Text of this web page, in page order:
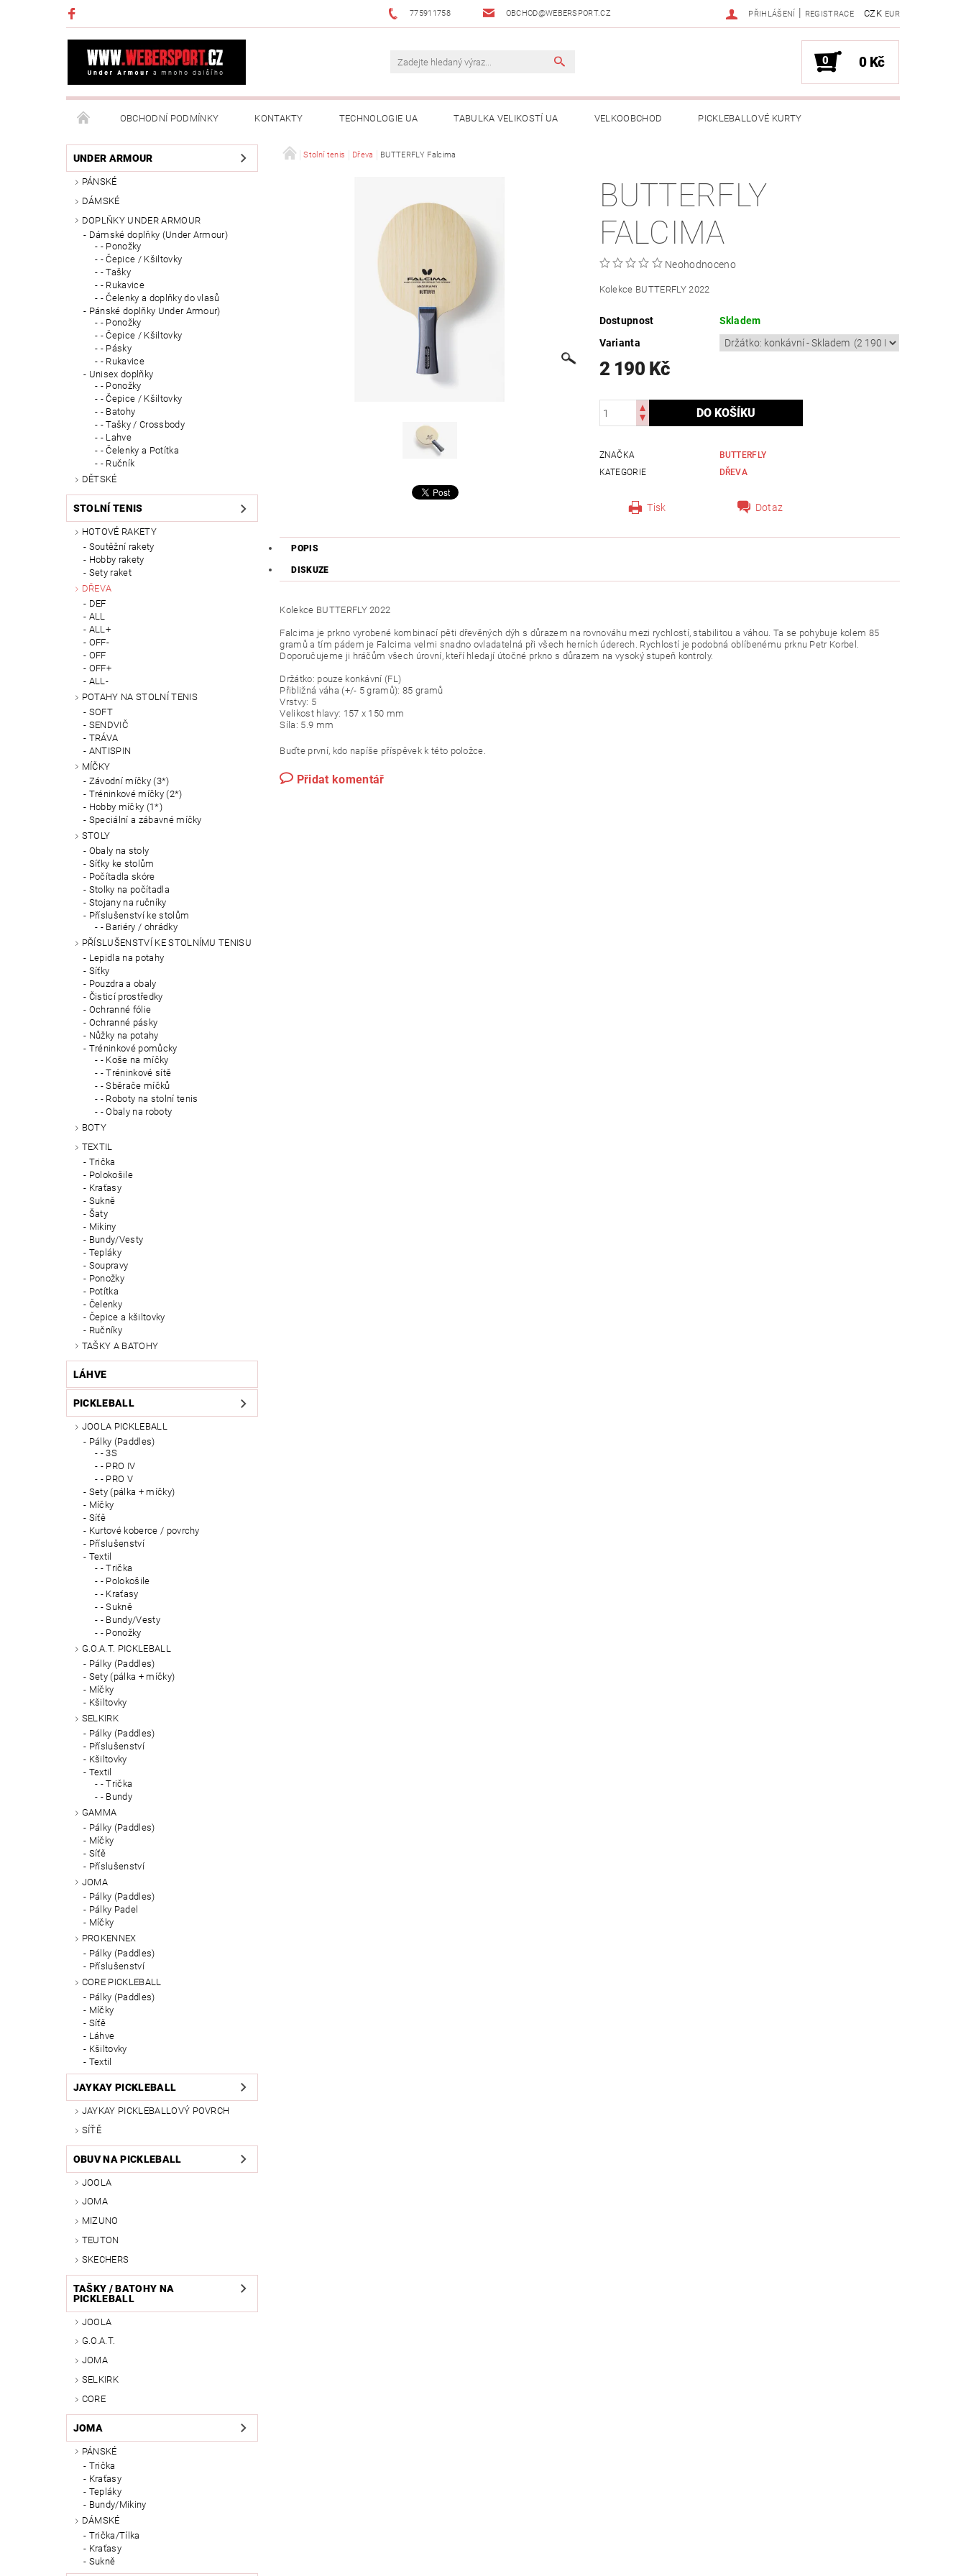
775911758 OBCHOD@WEBERSPORT.CZ CZK EUR
PŘIHLÁŠENÍ | REGISTRACE
0 0 Kč
OBCHODNÍ PODMÍNKY KONTAKTY TECHNOLOGIE UA TABULKA VELIKOSTÍ UA VELKOOBCHOD PICKLEBALLOVÉ KURTY
NAPIŠTE NÁM MOJE OBJEDNÁVKA
UNDER ARMOUR
PÁNSKÉ
DÁMSKÉ
DOPLŇKY UNDER ARMOUR
Dámské doplňky (Under Armour)
- Ponožky
- Čepice / Kšiltovky
- Tašky
- Rukavice
- Čelenky a doplňky do vlasů
Pánské doplňky Under Armour)
- Ponožky
- Čepice / Kšiltovky
- Pásky
- Rukavice
Unisex doplňky
- Ponožky
- Čepice / Kšiltovky
- Batohy
- Tašky / Crossbody
- Lahve
- Čelenky a Potítka
- Ručník
DĚTSKÉ
STOLNÍ TENIS
HOTOVÉ RAKETY
Soutěžní rakety
Hobby rakety
Sety raket
DŘEVA
DEF
ALL
ALL+
OFF-
OFF
OFF+
ALL-
POTAHY NA STOLNÍ TENIS
SOFT
SENDVIČ
TRÁVA
ANTISPIN
MÍČKY
Závodní míčky (3*)
Tréninkové míčky (2*)
Hobby míčky (1*)
Speciální a zábavné míčky
STOLY
Obaly na stoly
Síťky ke stolům
Počítadla skóre
Stolky na počítadla
Stojany na ručníky
Příslušenství ke stolům
- Bariéry / ohrádky
PŘÍSLUŠENSTVÍ KE STOLNÍMU TENISU
Lepidla na potahy
Síťky
Pouzdra a obaly
Čisticí prostředky
Ochranné fólie
Ochranné pásky
Nůžky na potahy
Tréninkové pomůcky
- Koše na míčky
- Tréninkové sítě
- Sběrače míčků
- Roboty na stolní tenis
- Obaly na roboty
BOTY
TEXTIL
Trička
Polokošile
Kraťasy
Sukně
Šaty
Mikiny
Bundy/Vesty
Tepláky
Soupravy
Ponožky
Potítka
Čelenky
Čepice a kšiltovky
Ručníky
TAŠKY A BATOHY
LÁHVE
PICKLEBALL
JOOLA PICKLEBALL
Pálky (Paddles)
- 3S
- PRO IV
- PRO V
Sety (pálka + míčky)
Míčky
Síťě
Kurtové koberce / povrchy
Příslušenství
Textil
- Trička
- Polokošile
- Kraťasy
- Sukně
- Bundy/Vesty
- Ponožky
G.O.A.T. PICKLEBALL
Pálky (Paddles)
Sety (pálka + míčky)
Míčky
Kšiltovky
SELKIRK
Pálky (Paddles)
Příslušenství
Kšiltovky
Textil
- Trička
- Bundy
GAMMA
Pálky (Paddles)
Míčky
Síťě
Příslušenství
JOMA
Pálky (Paddles)
Pálky Padel
Míčky
PROKENNEX
Pálky (Paddles)
Příslušenství
CORE PICKLEBALL
Pálky (Paddles)
Míčky
Síťě
Láhve
Kšiltovky
Textil
JAYKAY PICKLEBALL
JAYKAY PICKLEBALLOVÝ POVRCH
SÍŤĚ
OBUV NA PICKLEBALL
JOOLA
JOMA
MIZUNO
TEUTON
SKECHERS
TAŠKY / BATOHY NA
PICKLEBALL
JOOLA
G.O.A.T.
JOMA
SELKIRK
CORE
JOMA
PÁNSKÉ
Trička
Kraťasy
Tepláky
Bundy/Mikiny
DÁMSKÉ
Trička/Tílka
Kraťasy
Sukně
Stolní tenis Dřeva BUTTERFLY Falcima
BUTTERFLY
FALCIMA
Neohodnoceno
Kolekce BUTTERFLY 2022
Dostupnost
Skladem
Varianta
2 190 Kč
ZNAČKA
BUTTERFLY
KATEGORIE
DŘEVA
Tisk Dotaz
POPIS
DISKUZE
Kolekce BUTTERFLY 2022
Falcima je prkno vyrobené kombinací pěti dřevěných dýh s důrazem na rovnováhu mezi rychlostí, stabilitou a váhou. Ta se pohybuje kolem 85
gramů a tím pádem je Falcima velmi snadno ovladatelná při všech herních úderech. Rychlostí je podobná oblíbenému prknu Petr Korbel.
Doporučujeme ji hráčům všech úrovní, kteří hledají útočné prkno s důrazem na vysoký stupeň kontroly.
Držátko: pouze konkávní (FL)
Přibližná váha (+/- 5 gramů): 85 gramů
Vrstvy: 5
Velikost hlavy: 157 x 150 mm
Síla: 5.9 mm
Buďte první, kdo napíše příspěvek k této položce.
Přidat komentář